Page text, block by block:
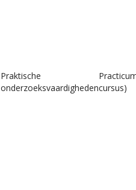
Praktische
onderzoeksvaardighedencursus)